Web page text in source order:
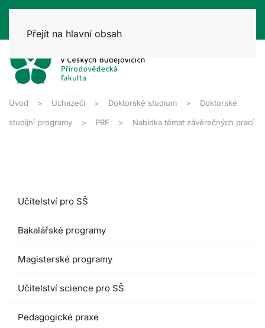
Přejít na hlavní obsah
Úvod Uchazeči Doktorské studium Doktorské
studijní programy PRF Nabídka témat závěrečných prací
Učitelství pro SŠ
Bakalářské programy
Magisterské programy
Učitelství science pro SŠ
Pedagogické praxe